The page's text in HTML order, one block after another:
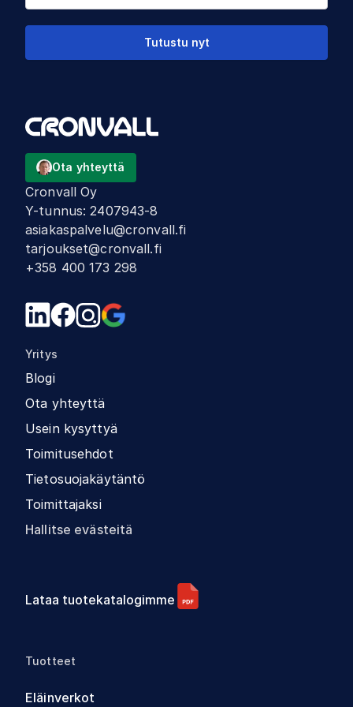
Tutustu nyt
Ota yhteyttä
Cronvall Oy
Y-tunnus:2407943-8
asiakaspalvelu@cronvall.fi
tarjoukset@cronvall.fi
+358 400 173 298
Yritys
Blogi
Ota yhteyttä
Usein kysyttyä
Toimitusehdot
Tietosuojakäytäntö
Toimittajaksi
Hallitse evästeitä
Lataa tuotekatalogimme
Tuotteet
Eläinverkot